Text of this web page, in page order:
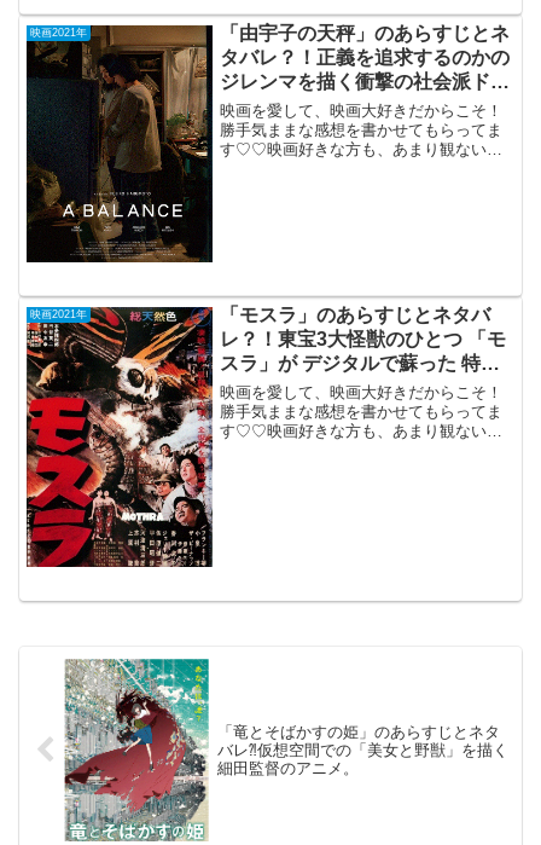
開（138分）中国の探偵2人が東京で事...
映画2021年
「由宇子の天秤」のあらすじとネ
タバレ？！正義を追求するのかの
ジレンマを描く衝撃の社会派ドラ
マ。
映画を愛して、映画大好きだからこそ！
勝手気ままな感想を書かせてもらってま
す♡♡映画好きな方も、あまり観ない方
映画2021年
「モスラ」のあらすじとネタバ
レ？！東宝3大怪獣のひとつ 「モ
スラ」が デジタルで蘇った 特撮
の傑作。
映画を愛して、映画大好きだからこそ！
勝手気ままな感想を書かせてもらってま
す♡♡映画好きな方も、あまり観ない方
「竜とそばかすの姫」のあらすじとネタ
バレ⁈仮想空間での「美女と野獣」を描く
細田監督のアニメ。